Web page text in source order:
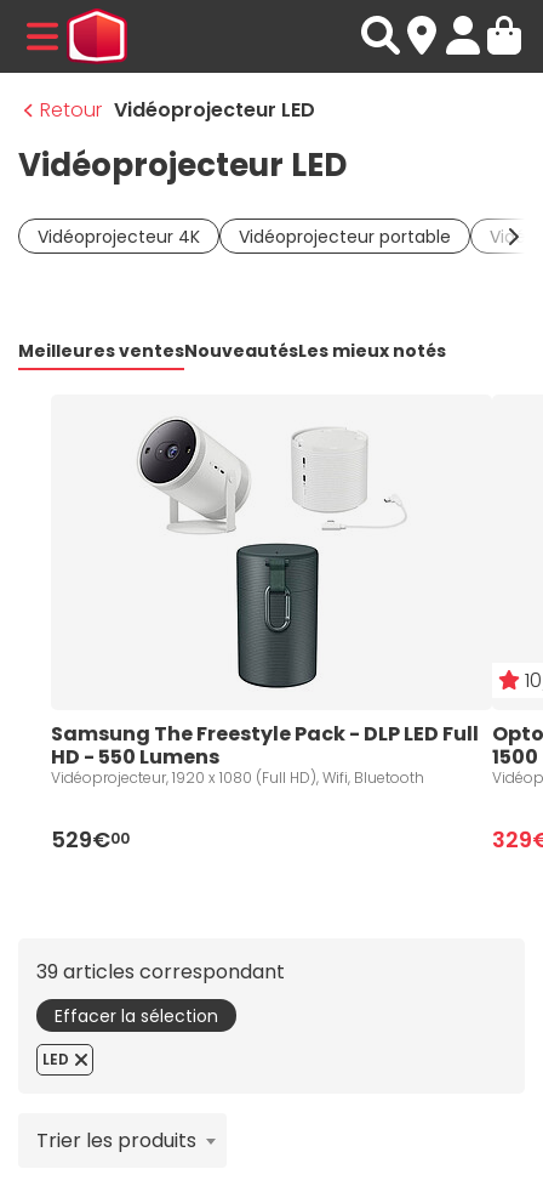
MENU
Retour Vidéoprojecteur LED
Vidéoprojecteur LED
Vidéoprojecteur 4K Vidéoprojecteur portable
Meilleures ventesNouveautésLes mieux notés
Samsung The Freestyle Pack - DLP LED Full
HD - 550 Lumens
Vidéoprojecteur, 1920 x 1080 (Full HD), Wifi, Bluetooth
529€00
39 articles correspondant
Effacer la sélection
LED
Trier les produits